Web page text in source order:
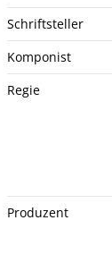
Schriftsteller
Komponist
Regie
Produzent